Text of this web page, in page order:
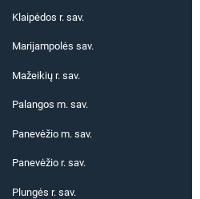
Klaipėdos r. sav.
Marijampolės sav.
Mažeikių r. sav.
Palangos m. sav.
Panevėžio m. sav.
Panevėžio r. sav.
Plungės r. sav.